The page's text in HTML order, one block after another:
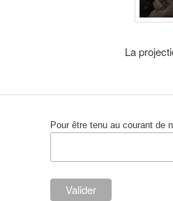
La
Pour être tenu au courant de